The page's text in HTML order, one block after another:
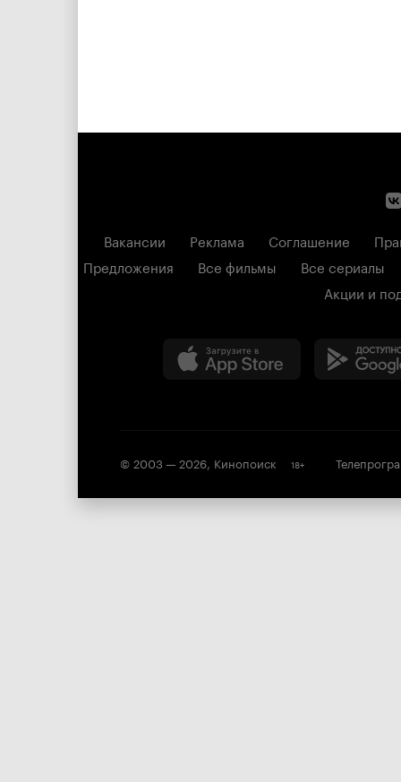
Вакансии Реклама Соглашение
Предложения
Все фильмы
Все сериалы
Акции и
© 2003 — 2026, Кинопоиск 18+